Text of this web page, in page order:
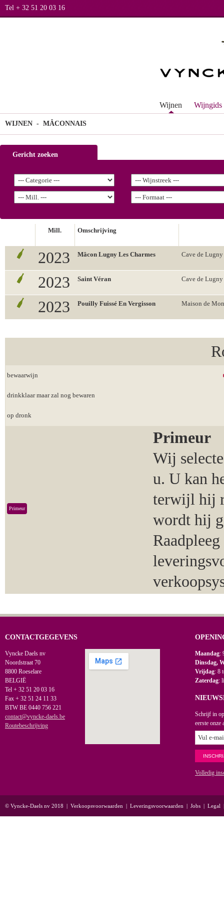
Tel + 32 51 20 03 16
Wijnen Wijngids
WIJNEN - MÂCONNAIS
Gericht zoeken
Mill. Omschrijving
2023 Mâcon Lugny Les Charmes Cave de Lugny
2023 Saint Véran Cave de Lugny
2023 Pouilly Fuissé En Vergisson Maison de
bewaarwijn
drinkklaar maar zal nog bewaren
op dronk
Primeur
Primeur
Wij
u. U kan
terwijl hij
wordt hij
CONTACTGEGEVENS
Vyncke Daels nv
Noordstraat 70
8800 Roeselare
BELGIË
Tel + 32 51 20 03 16
Fax + 32 51 24 11 33
BTW BE 0440 756 221
contact@vyncke-daels.be
Routebeschrijving
Maandag:
Dinsdag,
Vrijdag: 8
Zaterdag:
Schrijf in
eerste onze
Volledig
© Vyncke-Daels nv 2018 | Verkoopsvoorwaarden | Leveringsvoorwaarden | Jobs | Legal